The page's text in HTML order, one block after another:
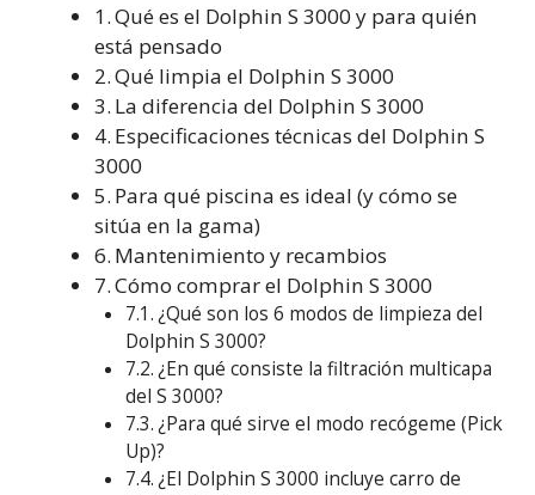
Qué es el Dolphin S 3000 y para quién
está pensado
Qué limpia el Dolphin S 3000
La diferencia del Dolphin S 3000
Especificaciones técnicas del Dolphin S
3000
Para qué piscina es ideal (y cómo se
sitúa en la gama)
Mantenimiento y recambios
Cómo comprar el Dolphin S 3000
¿Qué son los 6 modos de limpieza del
Dolphin S 3000?
¿En qué consiste la filtración multicapa
del S 3000?
¿Para qué sirve el modo recógeme (Pick
Up)?
¿El Dolphin S 3000 incluye carro de